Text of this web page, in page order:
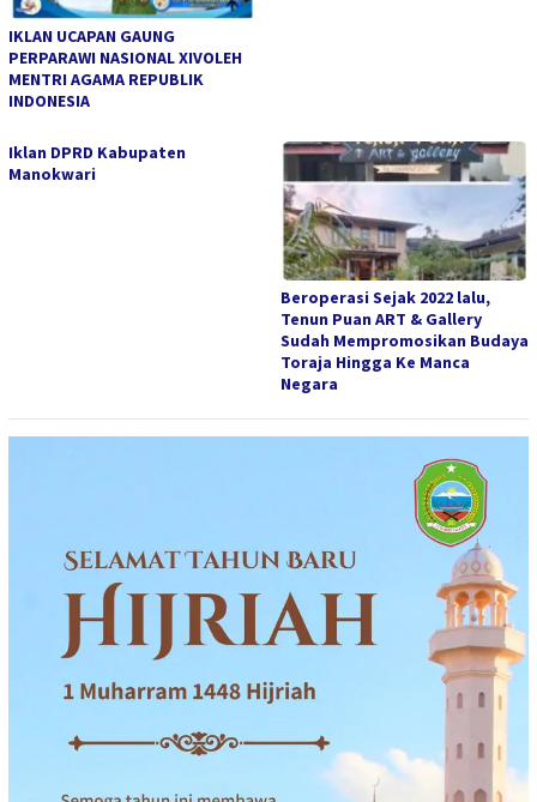
IKLAN UCAPAN GAUNG
PERPARAWI NASIONAL XIVOLEH
MENTRI AGAMA REPUBLIK
INDONESIA
Iklan DPRD Kabupaten
Manokwari
Beroperasi Sejak 2022 lalu,
Tenun Puan ART & Gallery
Sudah Mempromosikan Budaya
Toraja Hingga Ke Manca
Negara